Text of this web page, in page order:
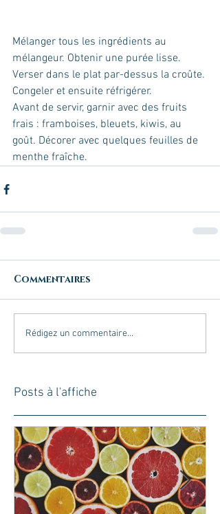
Mélanger tous les ingrédients au
mélangeur. Obtenir une purée lisse.
Verser dans le plat par-dessus la croûte.
Congeler et ensuite réfrigérer.
Avant de servir, garnir avec des fruits
frais : framboises, bleuets, kiwis, au
goût. Décorer avec quelques feuilles de
menthe fraîche.
Commentaires
Rédigez un commentaire...
Posts à l'affiche